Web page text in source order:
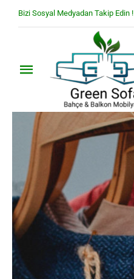
Bizi Sosyal Medyadan Takip Edin !
Toggle
Navigation
Hakkımızda
Ürünler
Blog